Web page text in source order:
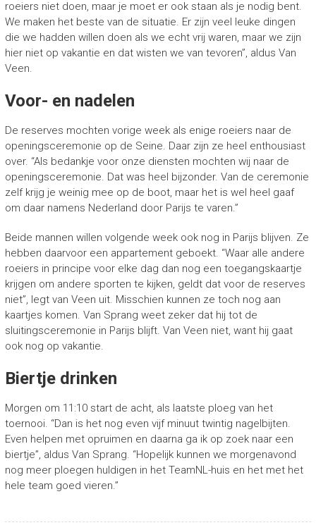
roeiers niet doen, maar je moet er ook staan als je nodig bent.
We maken het beste van de situatie. Er zijn veel leuke dingen
die we hadden willen doen als we echt vrij waren, maar we zijn
hier niet op vakantie en dat wisten we van tevoren”, aldus Van
Veen.
Voor- en nadelen
De reserves mochten vorige week als enige roeiers naar de
openingsceremonie op de Seine. Daar zijn ze heel enthousiast
over. “Als bedankje voor onze diensten mochten wij naar de
openingsceremonie. Dat was heel bijzonder. Van de ceremonie
zelf krijg je weinig mee op de boot, maar het is wel heel gaaf
om daar namens Nederland door Parijs te varen.”
Beide mannen willen volgende week ook nog in Parijs blijven. Ze
hebben daarvoor een appartement geboekt. “Waar alle andere
roeiers in principe voor elke dag dan nog een toegangskaartje
krijgen om andere sporten te kijken, geldt dat voor de reserves
niet”, legt van Veen uit. Misschien kunnen ze toch nog aan
kaartjes komen. Van Sprang weet zeker dat hij tot de
sluitingsceremonie in Parijs blijft. Van Veen niet, want hij gaat
ook nog op vakantie.
Biertje drinken
Morgen om 11:10 start de acht, als laatste ploeg van het
toernooi. “Dan is het nog even vijf minuut twintig nagelbijten.
Even helpen met opruimen en daarna ga ik op zoek naar een
biertje”, aldus Van Sprang. “Hopelijk kunnen we morgenavond
nog meer ploegen huldigen in het TeamNL-huis en het met het
hele team goed vieren.”